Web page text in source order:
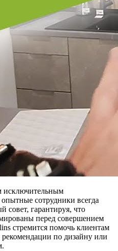
исключительным
сотрудники всегда
совет, гарантируя, что
перед совершением
стремится помочь клиентам
по дизайну или